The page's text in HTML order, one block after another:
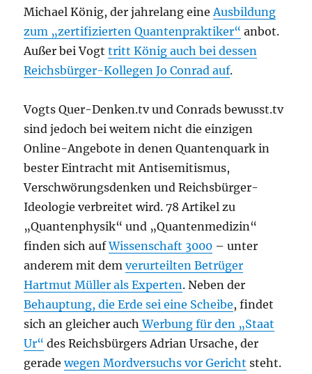
Michael König, der jahrelang eine Ausbildung
zum „zertifizierten Quantenpraktiker“ anbot.
Außer bei Vogttritt König auch bei dessen
Reichsbürger-Kollegen Jo Conrad auf.
Vogts Quer-Denken.tv und Conrads bewusst.tv
sind jedoch bei weitem nicht die einzigen
Online-Angebote in denen Quantenquark in
bester Eintracht mit Antisemitismus,
Verschwörungsdenken und Reichsbürger-
Ideologie verbreitet wird. 78 Artikel zu
„Quantenphysik“ und „Quantenmedizin“
finden sich aufWissenschaft 3000 – unter
anderem mit demverurteilten Betrüger
Hartmut Müller als Experten. Neben der
Behauptung, die Erde sei eine Scheibe, findet
sich an gleicher auch Werbung für den „Staat
Ur“ des Reichsbürgers Adrian Ursache, der
geradewegen Mordversuchs vor Gericht steht.